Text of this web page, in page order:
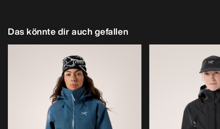
Das könnte dir auch gefallen